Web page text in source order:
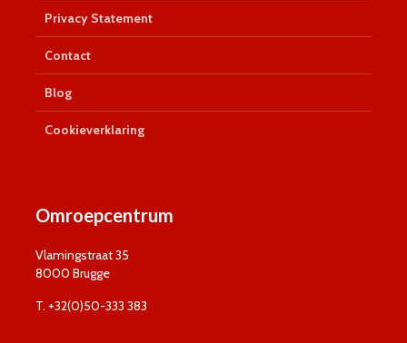
Privacy Statement
Contact
Blog
Cookieverklaring
Omroepcentrum
Vlamingstraat 35
8000 Brugge
T. +32(0)50-333 383